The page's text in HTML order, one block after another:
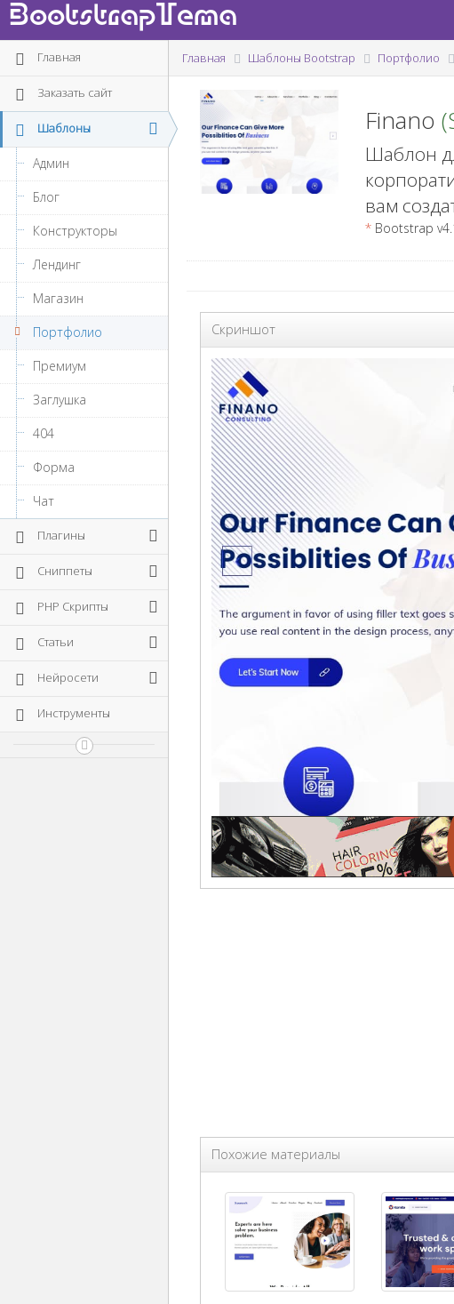
BootstrapTema
Главная
Заказать сайт
Шаблоны
Админ
Блог
Конструкторы
Лендинг
Магазин
Портфолио
Премиум
Заглушка
404
Форма
Чат
Плагины
Сниппеты
PHP Скрипты
Статьи
Нейросети
Инструменты
Главная Шаблоны Bootstrap Портфолио
Finano
Шаблон
вам
*Bootstrap
Скриншот
Похожие материалы